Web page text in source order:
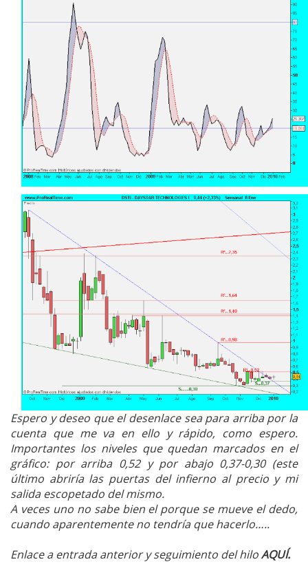
Espero y deseo que el desenlace sea para arriba por la
cuenta que me va en ello y rápido, como espero.
Importantes los niveles que quedan marcados en el
gráfico: por arriba 0,52 y por abajo 0,37-0,30 (este
último abriría las puertas del infierno al precio y mi
salida escopetado del mismo.
A veces uno no sabe bien el porque se mueve el dedo,
cuando aparentemente no tendría que hacerlo…..
Enlace a entrada anterior y seguimiento del hiloAQUÍ.